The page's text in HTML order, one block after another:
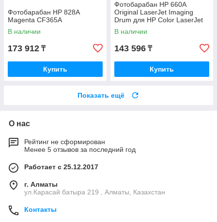
Фотобарабан HP 828A
Magenta CF365A
В наличии
173 912 ₸
Купить
Фотобарабан HP 660A
Original LaserJet Imaging
Drum для HP Color LaserJet
M751 W2004A
В наличии
143 596 ₸
Купить
Показать ещё
О нас
Рейтинг не сформирован
Менее 5 отзывов за последний год
Работает с 25.12.2017
г. Алматы
ул.Карасай батыра 219 , Алматы, Казахстан
Контакты